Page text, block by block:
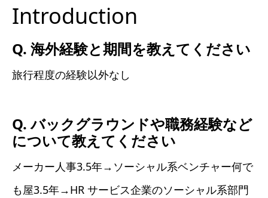
Introduction
Q. 海外経験と期間を教えてください
旅行程度の経験以外なし
Q. バックグラウンドや職務経験など
について教えてください
メーカー人事3.5年→ソーシャル系ベンチャー何で
も屋3.5年→HR サービス企業のソーシャル系部門